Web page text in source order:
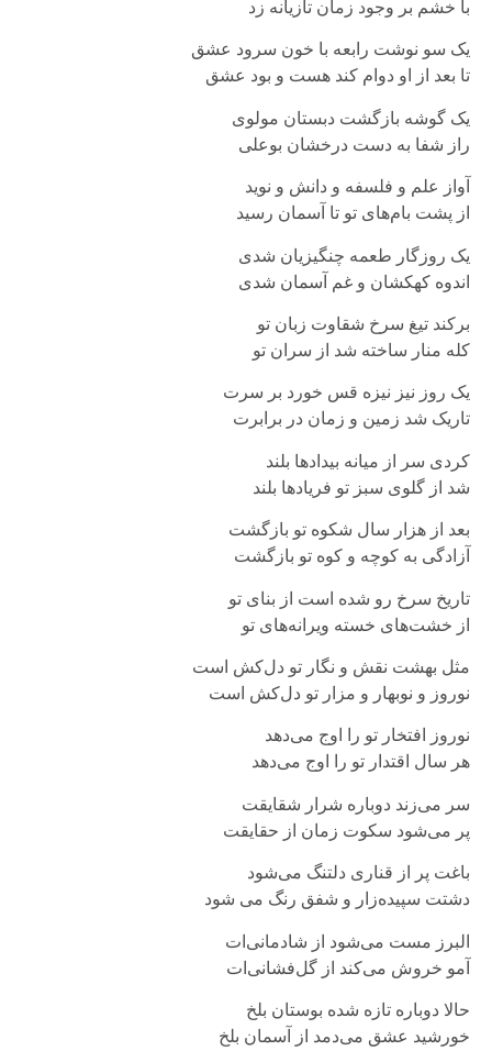
با خشم بر وجود زمان تازیانه زد
یک سو نوشت رابعه با خون سرود عشق
تا بعد از او دوام کند هست و بود عشق
یک گوشه بازگشت دبستان مولوی
راز شفا به دست درخشان بوعلی
آواز علم و فلسفه و دانش و نوید
از پشت بام‌های تو تا آسمان رسید
یک روزگار طعمه چنگیزیان شدی
اندوه کهکشان و غم آسمان شدی
برکند تیغ سرخ شقاوت زبان تو
کله منار ساخته شد از سران تو
یک روز نیز نیزه قس خورد بر سرت
تاریک شد زمین و زمان در برابرت
کردی سر از میانه بیدادها بلند
شد از گلوی سبز تو فریادها بلند
بعد از هزار سال شکوه تو بازگشت
آزادگی به کوچه و کوه تو بازگشت
تاریخ سرخ رو شده است از بنای تو
از خشت‌های خسته ویرانه‌های تو
مثل بهشت نقش و نگار تو دل‌کش است
نوروز و نوبهار و مزار تو دل‌کش است
نوروز افتخار تو را اوج می‌دهد
هر سال اقتدار تو را اوج می‌دهد
سر می‌زند دوباره شرار شقایقت
پر می‌شود سکوت زمان از حقایقت
باغت پر از قناری دلتنگ می‌شود
دشتت سپیده‌زار و شفق رنگ می شود
البرز مست می‌شود از شادمانی‌ات
آمو خروش می‌کند از گل‌فشانی‌ات
حالا دوباره تازه شده بوستان بلخ
خورشید عشق می‌دمد از آسمان بلخ